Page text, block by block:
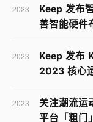
2023
Keep 发布
善智能硬件
2023
Keep 发布
2023 核心
2023
关注潮流运
平台「粗门」